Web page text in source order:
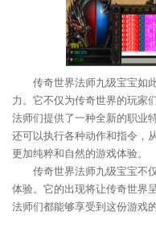
传奇世界法师九级宝宝如
力。它不仅为传奇世界的玩家
法师们提供了一种全新的职业
还可以执行各种动作和指令，
更加纯粹和自然的游戏体验。
传奇世界法师九级宝宝不
体验。它的出现将让传奇世界
法师们都能够享受到这份游戏